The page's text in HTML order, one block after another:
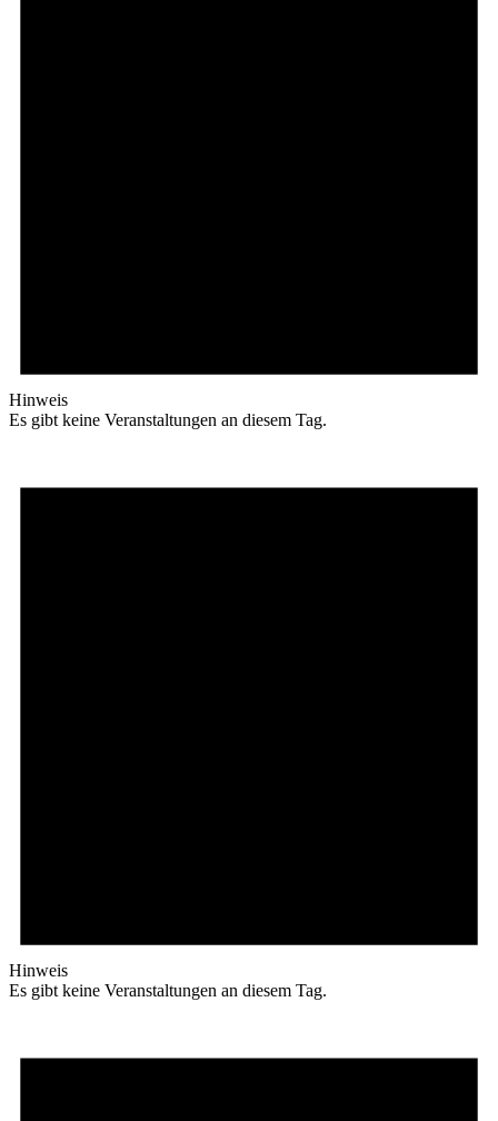
Hinweis
Es gibt keine Veranstaltungen an diesem Tag.
Hinweis
Es gibt keine Veranstaltungen an diesem Tag.